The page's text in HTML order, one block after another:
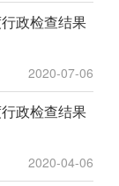
政检查结果
2020-07-06
政检查结果
2020-04-06